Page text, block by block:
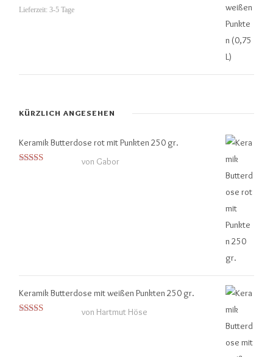
Lieferzeit: 3-5 Tage
KÜRZLICH ANGESEHEN
Keramik Butterdose rot mit Punkten 250 gr.
von Gabor
Keramik Butterdose mit weißen Punkten 250 gr.
von Hartmut Höse